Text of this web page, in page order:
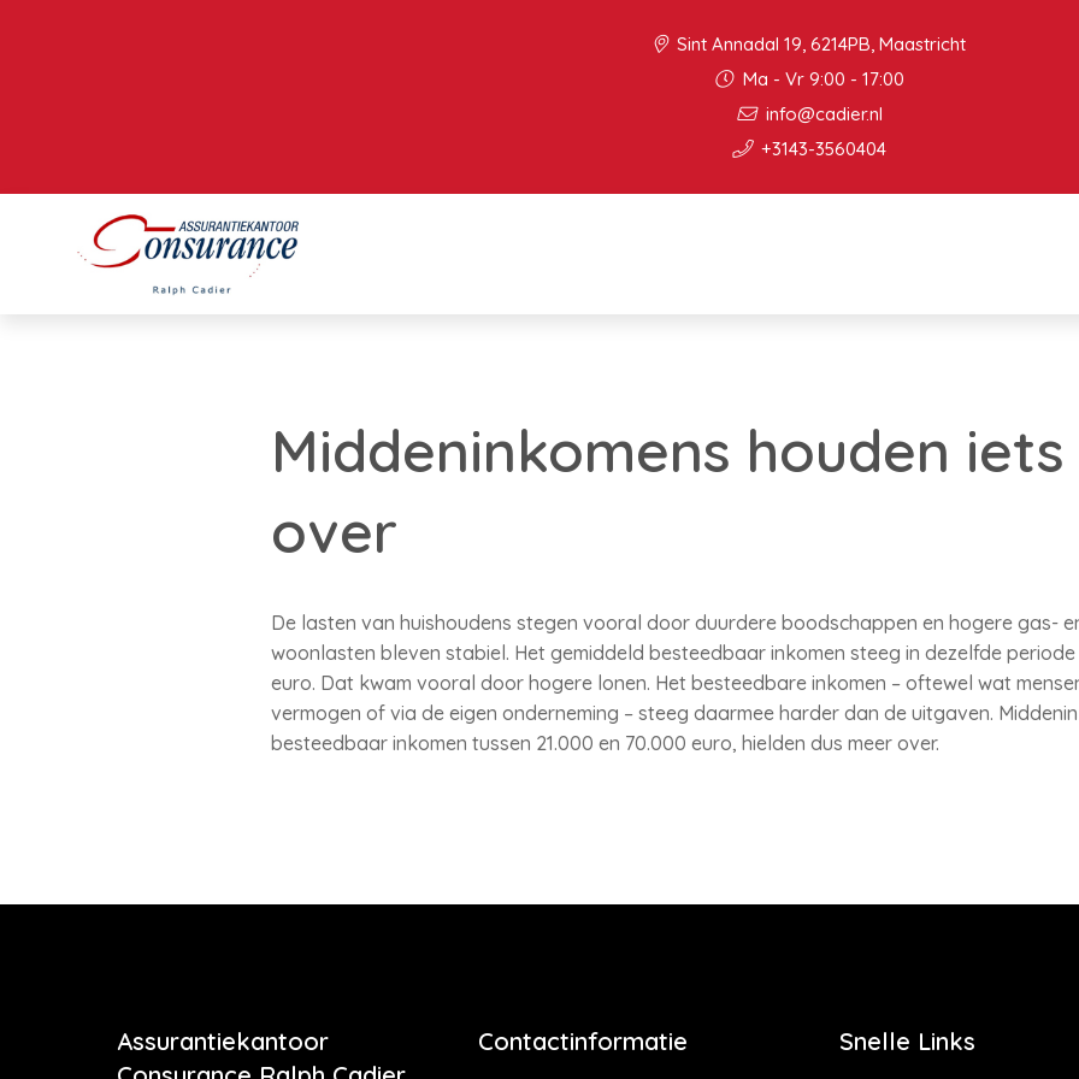
Sint Annadal 19, 6214PB, Maastricht
Ma - Vr 9:00 - 17:00
info@cadier.nl
+3143-3560404
Middeninkomens houden
over
De lasten van huishoudens stegen vooral door duurdere boodschappen en hogere gas-
woonlasten bleven stabiel. Het gemiddeld besteedbaar inkomen steeg in dezelfde
euro. Dat kwam vooral door hogere lonen. Het besteedbare inkomen – oftewel wat
vermogen of via de eigen onderneming – steeg daarmee harder dan de uitgaven.
besteedbaar inkomen tussen 21.000 en 70.000 euro, hielden dus meer over.
Assurantiekantoor
Contactinformatie Snelle Links